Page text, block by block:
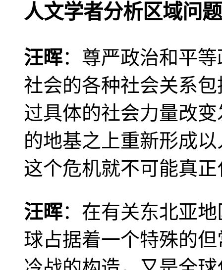
人文学者分析区域问题
汪晖：尊严政治和平
社会的各种社会关系
过具体的社会力量改
的地基之上重新形成
这个危机就不可能真
汪晖：在有关东北亚
球占据着一个特殊的